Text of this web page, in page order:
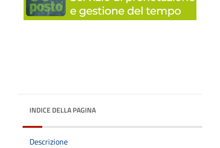
INDICE DELLA PAGINA
Descrizione